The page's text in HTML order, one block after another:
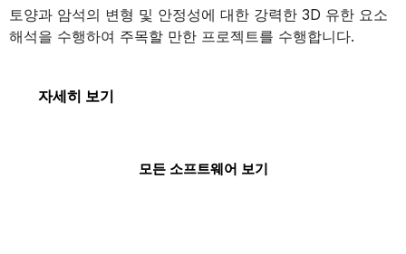
PLAXIS 3D
토양과 암석의 변형 및 안정성에 대한 강력한 3D 유한 요소
해석을 수행하여 주목할 만한 프로젝트를 수행합니다.
자세히 보기
모든 소프트웨어 보기